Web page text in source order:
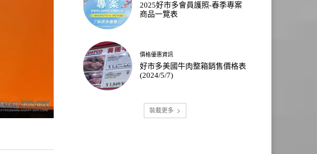
2025好市多會員護照-春季專案
商品一覽表
價格優惠資訊
好市多美國牛肉整箱銷售價格表
(2024/5/7)
裝載更多